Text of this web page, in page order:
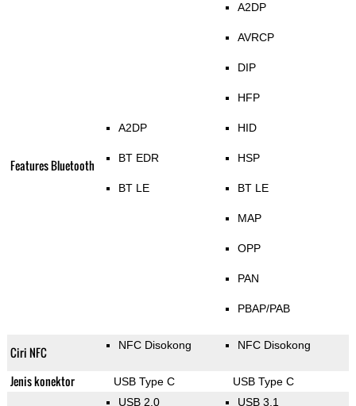
Features Bluetooth
A2DP
BT EDR
BT LE
A2DP
AVRCP
DIP
HFP
HID
HSP
BT LE
MAP
OPP
PAN
PBAP/PAB
Ciri NFC NFC Disokong NFC Disokong
Jenis konektor USB Type C
USB Type C
USB 2.0
USB 3.1